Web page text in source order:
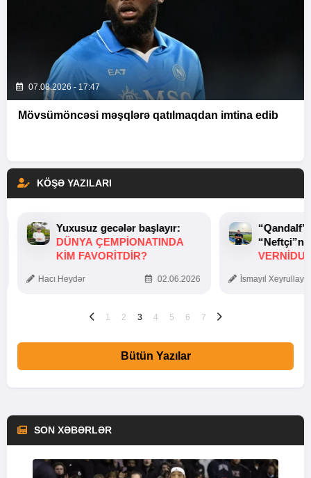
07.08.2026 - 17:47
Mövsümöncəsi məşqlərə qatılmaqdan imtina edib
KÖŞƏ YAZILARI
Yuxusuz gecələr başlayır:
DÜNYA ÇEMPIONATINDA
KIM FAVORITDIR?
Hacı Heydər 02.06.2026 İsmayıl
1 2 3 4 5 6 7
Bütün Yazılar
SON XƏBƏRLƏR